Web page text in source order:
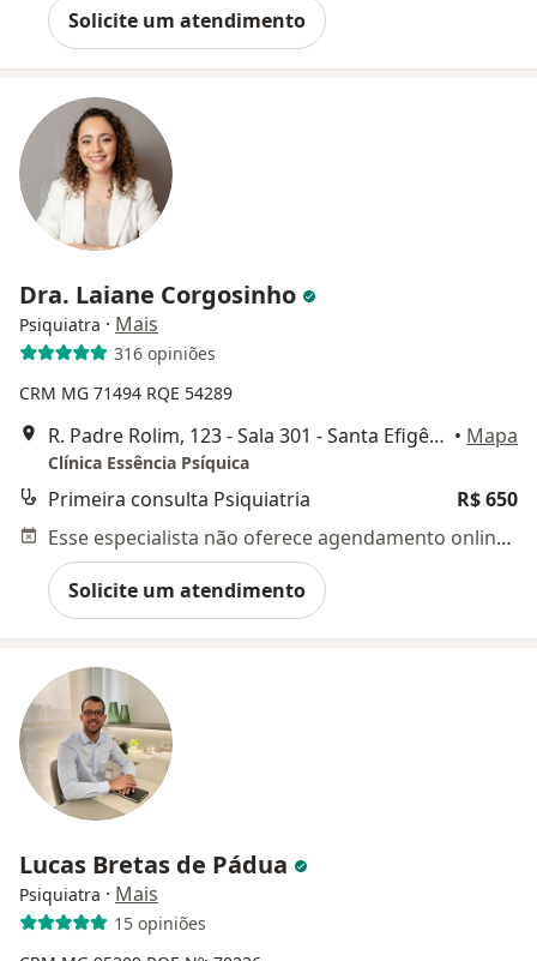
Solicite um atendimento
Dra. Laiane Corgosinho
Psiquiatra · Mais
316 opiniões
CRM MG 71494 RQE 54289
R. Padre Rolim, 123 - Sala 301 - Santa Efigênia, Belo Horizonte • Mapa
Clínica Essência Psíquica
Primeira consulta Psiquiatria
R$ 650
Esse especialista não oferece agendamento online para esse endereço.
Solicite um atendimento
Lucas Bretas de Pádua
Psiquiatra · Mais
15 opiniões